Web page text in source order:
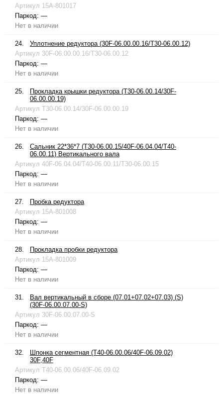
Артикул 15A-801017
Паркод: —
Нет в наличии
24.
Уплотнение редуктора (30F-06.00.00.16/T30-06.00.12)
Артикул 30F-06.00.00.16/T30-06.00.12
Паркод: —
Нет в наличии
25.
Прокладка крышки редуктора (T30-06.00.14/30F-
06.00.00.19)
Артикул T30-06.00.14/30F-06.00.00.19
Паркод: —
Нет в наличии
26.
Сальник 22*36*7 (T30-06.00.15/40F-06.04.04/T40-
06.00.11) Вертикального вала
Артикул 40F-06.04.04/T40-06.00.11/T30-06.00.15
Паркод: —
Нет в наличии
27.
Пробка редуктора
Артикул 15A-801008
Паркод: —
Нет в наличии
28.
Прокладка пробки редуктора
Артикул 15A-801009
Паркод: —
Нет в наличии
31.
Вал вертикальный в сборе (07.01+07.02+07.03) (S)
(30F-06.00.07.00-S)
Артикул 30F-06.00.07.00-S
Паркод: —
Нет в наличии
32.
Шпонка сегментная (T40-06.00.06/40F-06.09.02)
30F,40F
Артикул T40-06.00.06/40F-06.09.02
Паркод: —
Нет в наличии